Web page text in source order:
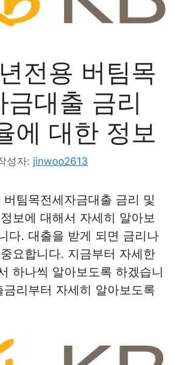
전용 버팀목
금대출 금리
에 대한 정보
성자: jinwoo2613
버팀목전세자금대출 금리 및
보에 대해서 자세히 알아보
다. 대출을 받게 되면 금리나
요합니다. 지금부터 자세한
하나씩 알아보도록 하겠습니
금리부터 자세히 알아보도록